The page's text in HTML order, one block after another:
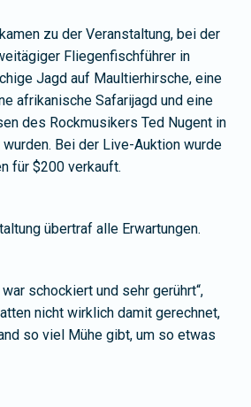
zu der Veranstaltung, bei der
Fliegenfischführer in
Jagd auf Maultierhirsche, eine
afrikanische Safarijagd und eine
des Rockmusikers Ted Nugent in
Bei der Live-Auktion wurde
für $200 verkauft.
übertraf alle Erwartungen.
schockiert und sehr gerührt“,
nicht wirklich damit gerechnet,
so viel Mühe gibt, um so etwas